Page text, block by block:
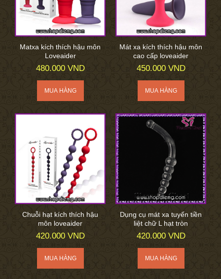
Matxa kích thích hậu môn
Loveaider
480.000 VND
Mát xa kích thích hậu môn
cao cấp loveaider
450.000 VND
Chuỗi hạt kích thích hậu
môn loveaider
420.000 VND
Dụng cụ mát xa tuyến tiền
liệt chữ L hạt tròn
420.000 VND